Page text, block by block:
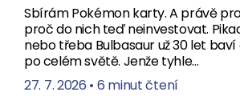
Sbírám Pokémon karty. A právě
proč do nich teď neinvestovat.
nebo třeba Bulbasaur už 30 let
po celém světě. Jenže tyhle…
27. 7. 2026 • 6 minut čtení